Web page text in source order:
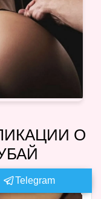
О
Telegram